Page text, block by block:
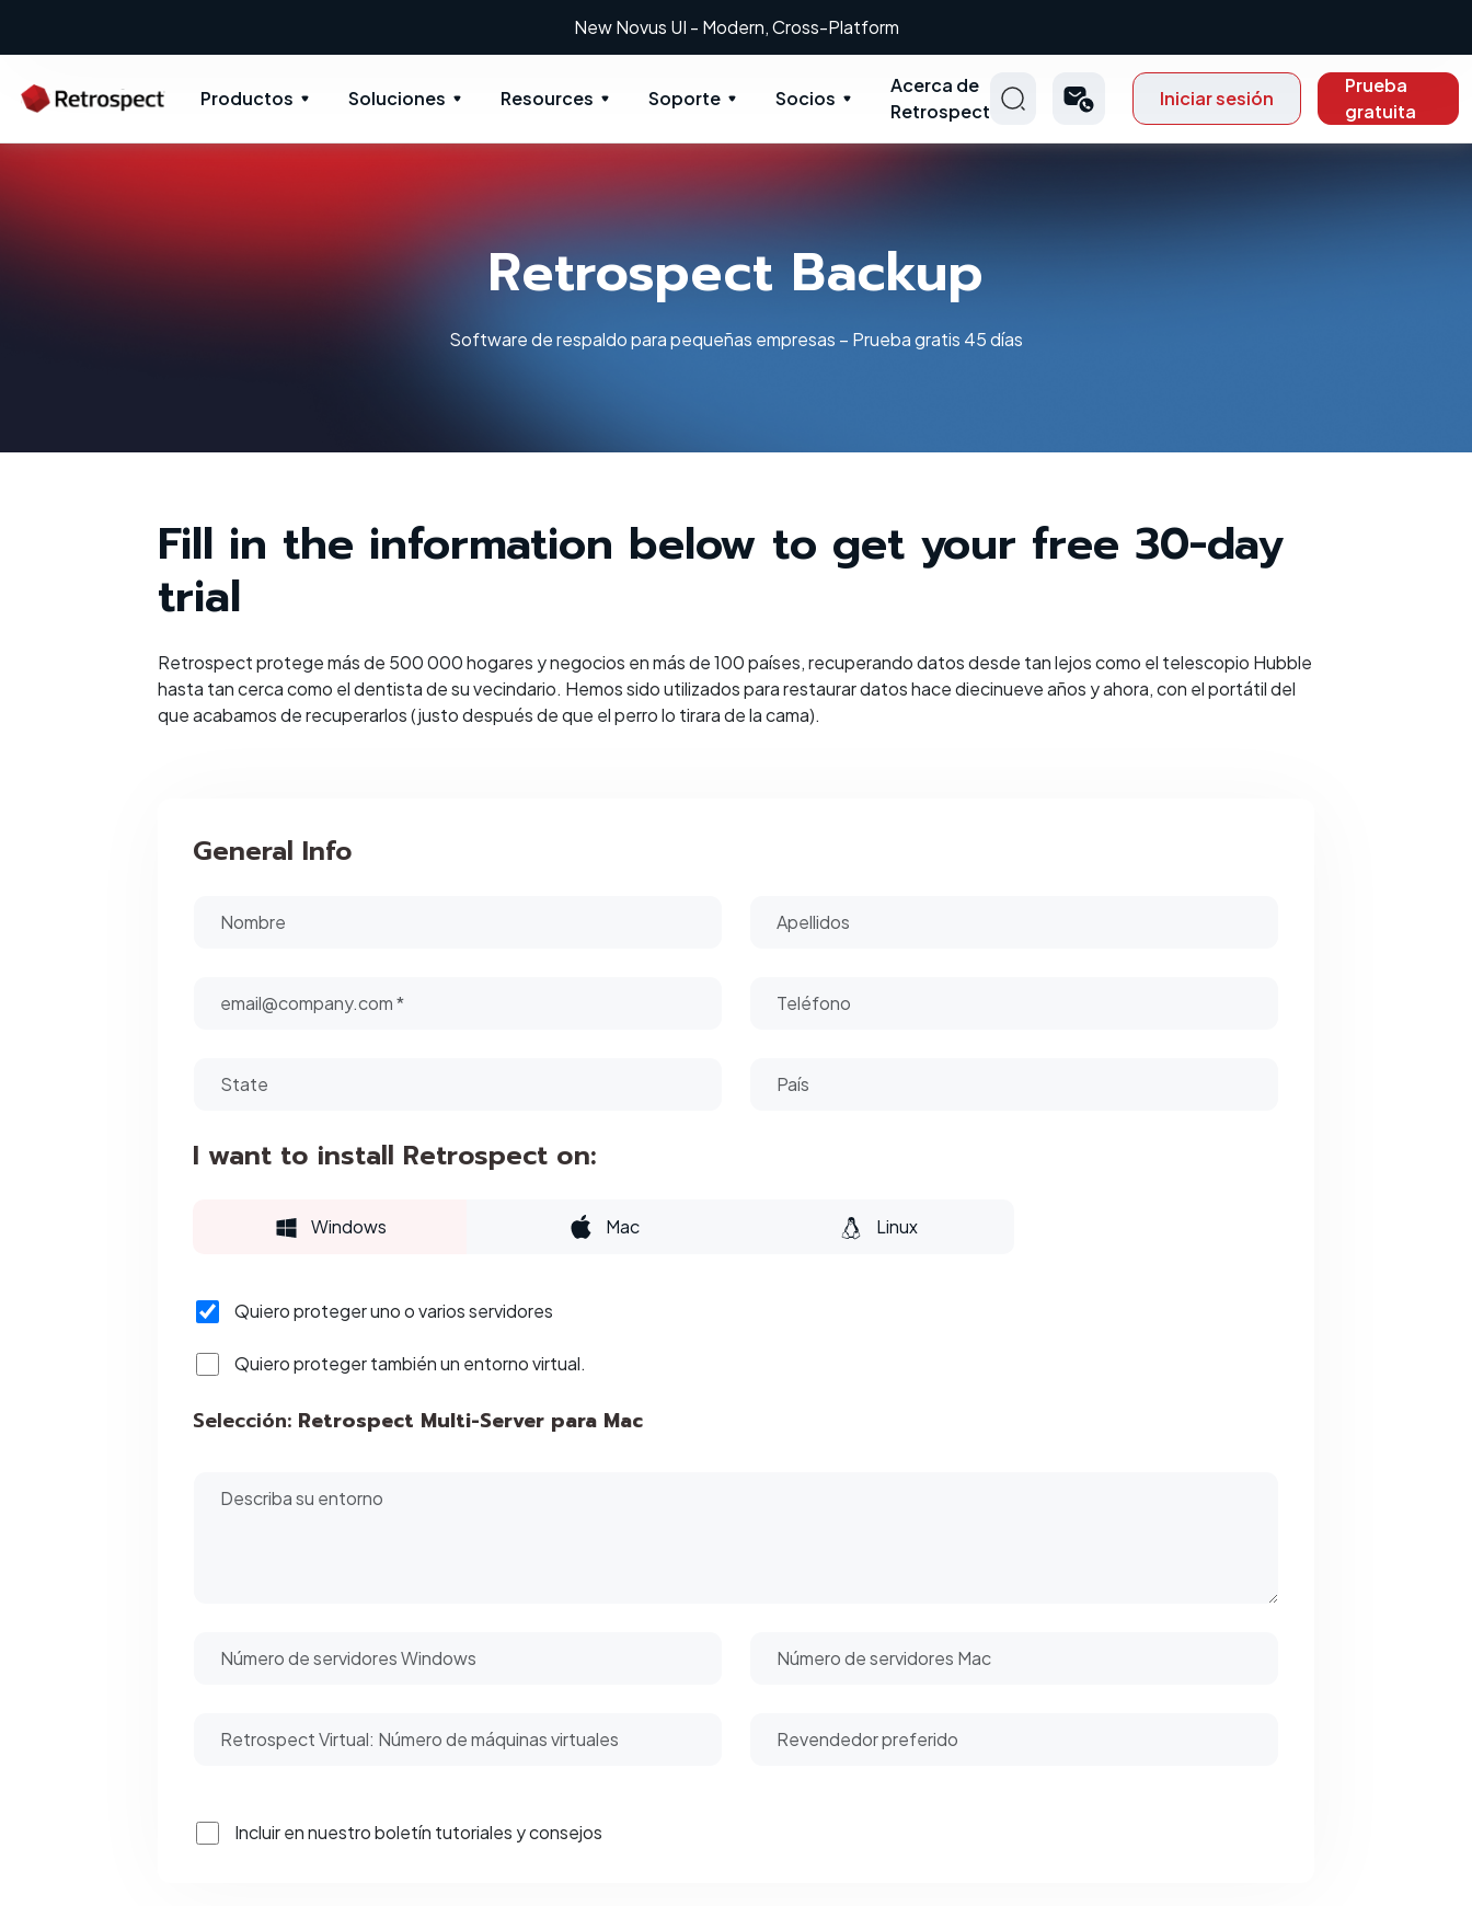
New Novus UI - Modern, Cross-Platform
Productos Soluciones Resources Soporte Socios
Acerca de
Retrospect
Iniciar sesión
Prueba
gratuita
Retrospect Backup
Software de respaldo para pequeñas empresas – Prueba gratis 45 días
Fill in the information below to get your free 30-day
trial
Retrospect protege más de 500 000 hogares y negocios en más de 100 países, recuperando datos desde tan lejos como el telescopio Hubble
hasta tan cerca como el dentista de su vecindario. Hemos sido utilizados para restaurar datos hace diecinueve años y ahora, con el portátil del
que acabamos de recuperarlos (justo después de que el perro lo tirara de la cama).
General Info
I want to install Retrospect on:
Windows Mac Linux
Quiero proteger uno o varios servidores
Quiero proteger también un entorno virtual.
Selección: Retrospect Multi-Server para Mac
Incluir en nuestro boletín tutoriales y consejos